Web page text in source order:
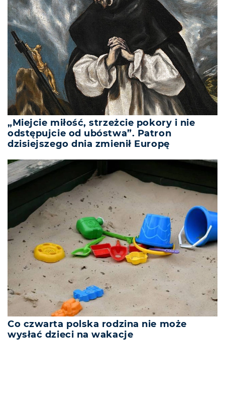
„Miejcie miłość, strzeżcie pokory i nie
odstępujcie od ubóstwa”. Patron
dzisiejszego dnia zmienił Europę
Co czwarta polska rodzina nie może
wysłać dzieci na wakacje